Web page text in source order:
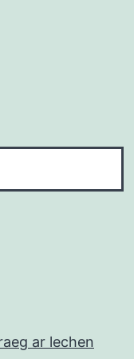
ar lechen